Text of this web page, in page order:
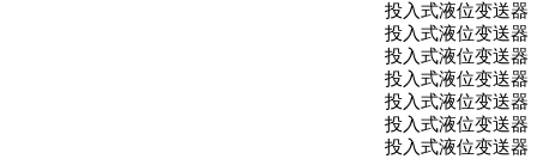
投入式液位变送器
投入式液位变送器
投入式液位变送器
投入式液位变送器
投入式液位变送器
投入式液位变送器
投入式液位变送器